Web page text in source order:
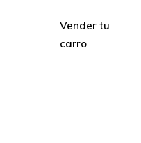
Vender tu
carro